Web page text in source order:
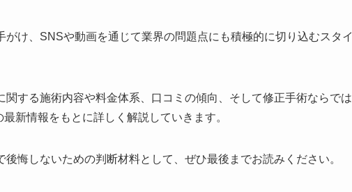
け、SNSや動画を通じて業界の問題点にも積極的に切り込むスタイ
する施術内容や料金体系、口コミの傾向、そして修正手術ならでは
新情報をもとに詳しく解説していきます。
悔しないための判断材料として、ぜひ最後までお読みください。